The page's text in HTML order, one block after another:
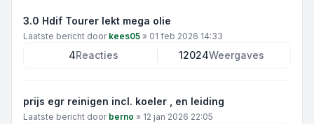
3.0 Hdif Tourer lekt mega olie
Laatste bericht door kees05 » 01 feb 2026 14:33
4Reacties 12024Weergaves
prijs egr reinigen incl. koeler , en leiding
Laatste bericht door berno » 12 jan 2026 22:05